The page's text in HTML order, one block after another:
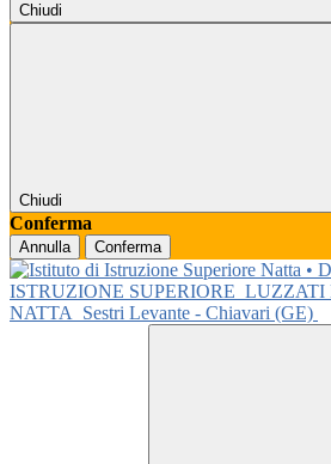
Chiudi
Chiudi
Conferma
Annulla Conferma
ISTRUZIONE SUPERIORE LUZZATI
NATTA
Sestri Levante - Chiavari (GE)